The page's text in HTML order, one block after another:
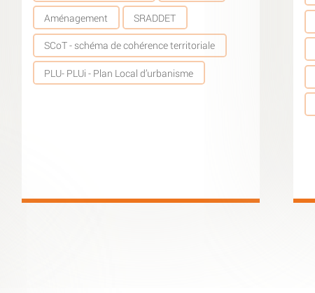
Aménagement SRADDET
SCoT - schéma de cohérence territoriale
PLU- PLUi - Plan Local d’urbanisme